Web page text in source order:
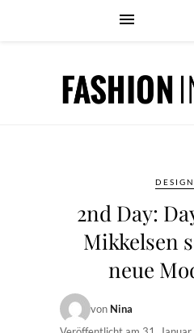
2nd Day:
Mikkelsen
neue
von Nina